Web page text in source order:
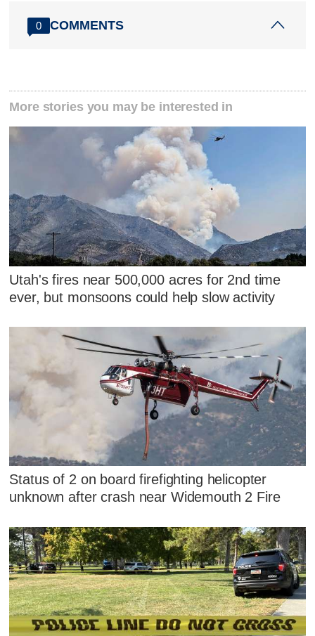
0 COMMENTS
More stories you may be interested in
Utah's fires near 500,000 acres for 2nd time
ever, but monsoons could help slow activity
Status of 2 on board firefighting helicopter
unknown after crash near Widemouth 2 Fire